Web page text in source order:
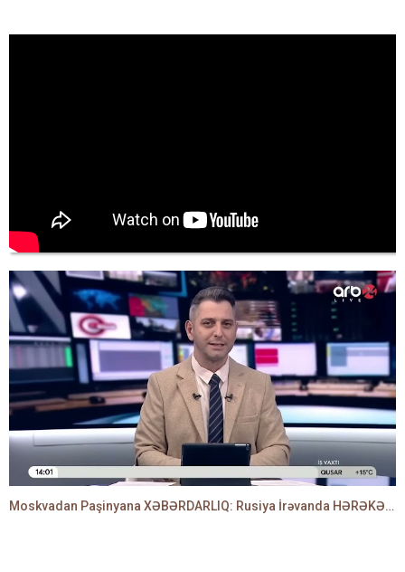
Moskvadan Paşinyana XƏBƏRDARLIQ: Rusiya İrəvanda HƏRƏKƏTƏ KEÇDİ - TAMİLLA QULAMİ danışır